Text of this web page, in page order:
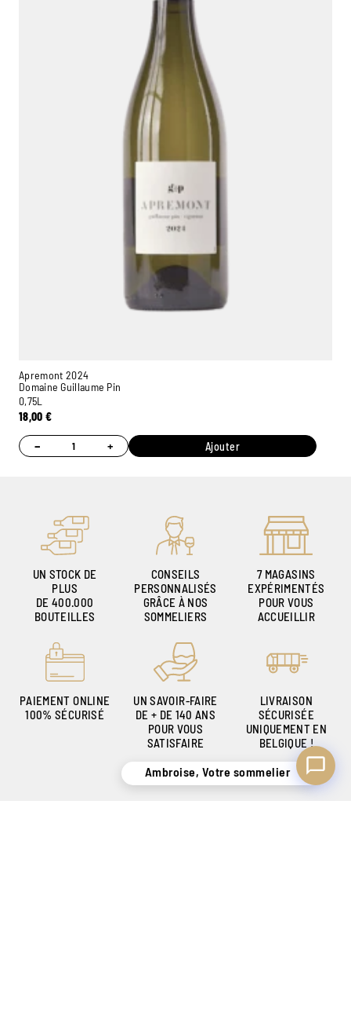
Apremont 2024
Domaine Guillaume Pin
0,75L
18,00€
− + Ajouter
UN STOCK DE
PLUS
DE 400.000
BOUTEILLES
CONSEILS
PERSONNALISÉS
GRÂCE À NOS
SOMMELIERS
7 MAGASINS
EXPÉRIMENTÉS
POUR VOUS
ACCUEILLIR
PAIEMENT ONLINE
100% SÉCURISÉ
UN SAVOIR-FAIRE
DE + DE 140 ANS
POUR VOUS
SATISFAIRE
LIVRAISON
SÉCURISÉE
UNIQUEMENT EN
BELGIQUE !
Ambroise, Votre sommelier
Ambroise, Votre sommelier